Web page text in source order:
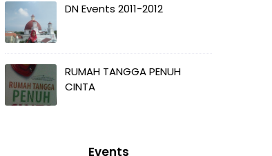
DN Events 2011-2012
RUMAH TANGGA PENUH
CINTA
Events